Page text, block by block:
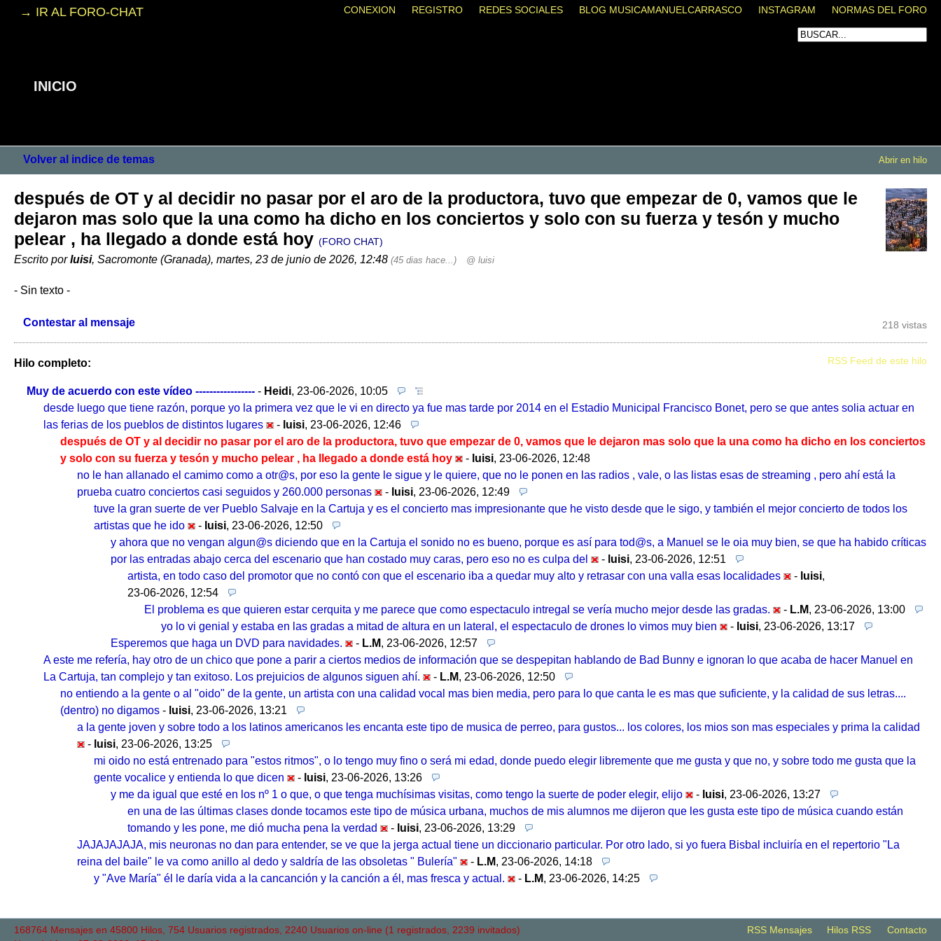
→ IR AL FORO-CHAT
INICIO
CONEXION REGISTRO REDES SOCIALES BLOG MUSICAMANUELCARRASCO INSTAGRAM NORMAS DEL FORO
Volver al indice de temas Abrir en hilo
después de OT y al decidir no pasar por el aro de la productora, tuvo que empezar de 0, vamos que le
dejaron mas solo que la una como ha dicho en los conciertos y solo con su fuerza y tesón y mucho
pelear , ha llegado a donde está hoy (FORO CHAT)
Escrito porluisi, Sacromonte (Granada), martes, 23 de junio de 2026, 12:48 (45 dias hace...) @ luisi
- Sin texto -
Contestar al mensaje 218 vistas
Hilo completo: RSS Feed de este hilo
Muy de acuerdo con este vídeo ----------------- - Heidi, 23-06-2026, 10:05
desde luego que tiene razón, porque yo la primera vez que le vi en directo ya fue mas tarde por 2014 en el Estadio Municipal Francisco Bonet, pero se que antes solia actuar en
las ferias de los pueblos de distintos lugares
- luisi, 23-06-2026, 12:46
después de OT y al decidir no pasar por el aro de la productora, tuvo que empezar de 0, vamos que le dejaron mas solo que la una como ha dicho en los conciertos
y solo con su fuerza y tesón y mucho pelear , ha llegado a donde está hoy
- luisi, 23-06-2026, 12:48
no le han allanado el camimo como a otr@s, por eso la gente le sigue y le quiere, que no le ponen en las radios , vale, o las listas esas de streaming , pero ahí está la
prueba cuatro conciertos casi seguidos y 260.000 personas
- luisi, 23-06-2026, 12:49
tuve la gran suerte de ver Pueblo Salvaje en la Cartuja y es el concierto mas impresionante que he visto desde que le sigo, y también el mejor concierto de todos los
artistas que he ido
- luisi, 23-06-2026, 12:50
y ahora que no vengan algun@s diciendo que en la Cartuja el sonido no es bueno, porque es así para tod@s, a Manuel se le oia muy bien, se que ha habido críticas
por las entradas abajo cerca del escenario que han costado muy caras, pero eso no es culpa del
- luisi, 23-06-2026, 12:51
artista, en todo caso del promotor que no contó con que el escenario iba a quedar muy alto y retrasar con una valla esas localidades
- luisi,
23-06-2026, 12:54
El problema es que quieren estar cerquita y me parece que como espectaculo intregal se vería mucho mejor desde las gradas.
- L.M, 23-06-2026, 13:00
yo lo vi genial y estaba en las gradas a mitad de altura en un lateral, el espectaculo de drones lo vimos muy bien
- luisi, 23-06-2026, 13:17
Esperemos que haga un DVD para navidades.
- L.M, 23-06-2026, 12:57
A este me refería, hay otro de un chico que pone a parir a ciertos medios de información que se despepitan hablando de Bad Bunny e ignoran lo que acaba de hacer Manuel en
La Cartuja, tan complejo y tan exitoso. Los prejuicios de algunos siguen ahí.
- L.M, 23-06-2026, 12:50
no entiendo a la gente o al "oido" de la gente, un artista con una calidad vocal mas bien media, pero para lo que canta le es mas que suficiente, y la calidad de sus letras....
(dentro) no digamos - luisi, 23-06-2026, 13:21
a la gente joven y sobre todo a los latinos americanos les encanta este tipo de musica de perreo, para gustos... los colores, los mios son mas especiales y prima la calidad
- luisi, 23-06-2026, 13:25
mi oido no está entrenado para "estos ritmos", o lo tengo muy fino o será mi edad, donde puedo elegir libremente que me gusta y que no, y sobre todo me gusta que la
gente vocalice y entienda lo que dicen
- luisi, 23-06-2026, 13:26
y me da igual que esté en los nº 1 o que, o que tenga muchísimas visitas, como tengo la suerte de poder elegir, elijo
- luisi, 23-06-2026, 13:27
en una de las últimas clases donde tocamos este tipo de música urbana, muchos de mis alumnos me dijeron que les gusta este tipo de música cuando están
tomando y les pone, me dió mucha pena la verdad
- luisi, 23-06-2026, 13:29
JAJAJAJAJA, mis neuronas no dan para entender, se ve que la jerga actual tiene un diccionario particular. Por otro lado, si yo fuera Bisbal incluiría en el repertorio "La
reina del baile" le va como anillo al dedo y saldría de las obsoletas " Bulería"
- L.M, 23-06-2026, 14:18
y "Ave María" él le daría vida a la cancanción y la canción a él, mas fresca y actual.
- L.M, 23-06-2026, 14:25
168764 Mensajes en 45800 Hilos, 754 Usuarios registrados, 2240 Usuarios on-line (1 registrados, 2239 invitados)
RSS Mensajes Hilos RSS Contacto